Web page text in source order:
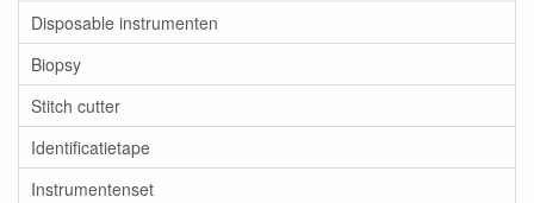
Disposable instrumenten
Biopsy
Stitch cutter
Identificatietape
Instrumentenset